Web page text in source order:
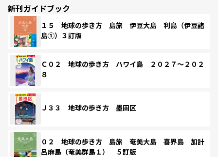
新刊ガイドブック
１５ 地球の歩き方 島旅 伊豆大島 利島（伊豆諸
島①）３訂版
Ｃ０２ 地球の歩き方 ハワイ島 ２０２７～２０２
８
Ｊ３３ 地球の歩き方 墨田区
０２ 地球の歩き方 島旅 奄美大島 喜界島 加計
呂麻島（奄美群島１） ５訂版